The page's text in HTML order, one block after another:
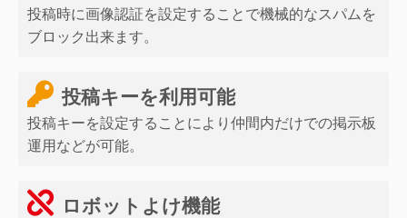
投稿時に画像認証を設定することで機械的なスパムを
ブロック出来ます。
投稿キーを利用可能
投稿キーを設定することにより仲間内だけでの掲示板
運用などが可能。
ロボットよけ機能